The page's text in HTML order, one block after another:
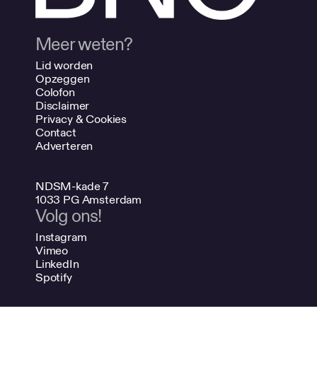
Meer weten?
Lid worden
Opzeggen
Colofon
Disclaimer
Privacy & Cookies
Contact
Adverteren
NDSM-kade 7
1033 PG Amsterdam
Volg ons!
Instagram
Vimeo
LinkedIn
Spotify